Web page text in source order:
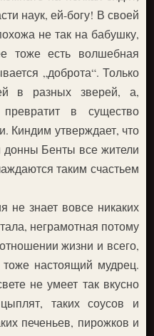
наук, ей-богу! В своей
не так на бабушку,
тоже есть волшебная
„доброта“. Только
в разных зверей, а,
в существо
Киндим утверждает, что
донны Бенты все жители
таким счастьем
не знает вовсе никаких
неграмотная потому
жизни и всего,
тоже настоящий мудрец.
не умеет так вкусно
таких соусов и
печеньев, пирожков и